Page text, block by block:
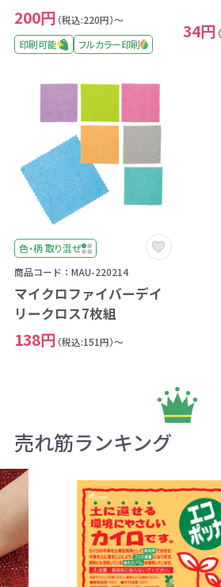
200円 （税込:220円）～
印刷可能
フルカラー印刷
34円
色・柄 取り混ぜ
商品コード：MAU-220214
マイクロファイバーデイ
リークロス7枚組
138円 （税込:151円）～
売れ筋ランキング